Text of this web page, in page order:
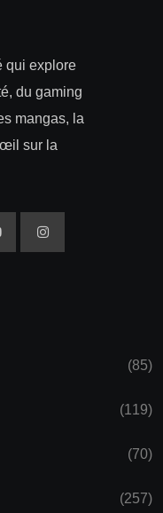
qui explore
du gaming
mangas, la
œil sur la
(85)
(119)
(70)
(257)